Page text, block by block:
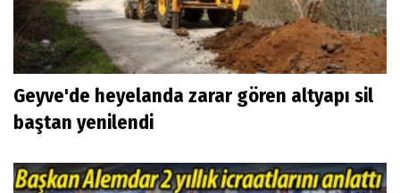
Geyve'de heyelanda zarar gören altyapı sil
baştan yenilendi